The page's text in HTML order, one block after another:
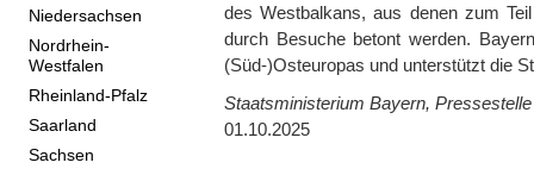
Niedersachsen
Nordrhein-
Westfalen
Rheinland-Pfalz
Saarland
Sachsen
des Westbalkans, aus denen zum
durch Besuche betont werden.
(Süd-)Osteuropas und unterstützt die
Staatsministerium Bayern,
01.10.2025